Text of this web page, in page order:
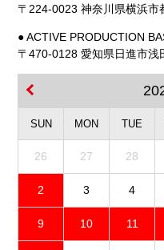
〒224-0023 神奈川県横浜
● ACTIVE PRODUCTION
〒470-0128 愛知県日進市浅
SUN MON TUE
26 27 28
2 3 4
9 10 11